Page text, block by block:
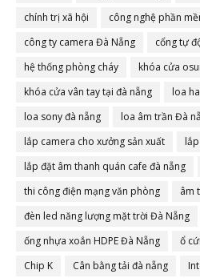
chính trị xã hội
công nghệ phần
công ty camera Đà Nẵng
cổng tự
hệ thống phòng cháy
khóa cửa
khóa cửa vân tay tại đà nẵng
loa
loa sony đà nẵng
loa âm trần Đà
lắp camera cho xưởng sản xuất
lắp đặt âm thanh quán cafe đà nẵng
thi công điện mạng văn phòng
âm
đèn led năng lượng mặt trời Đà Nẵng
ống nhựa xoắn HDPE Đà Nẵng
ổ
Chip K
Cân bằng tải đà nẵng